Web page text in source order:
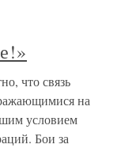
что связь
на
условием
Бои за